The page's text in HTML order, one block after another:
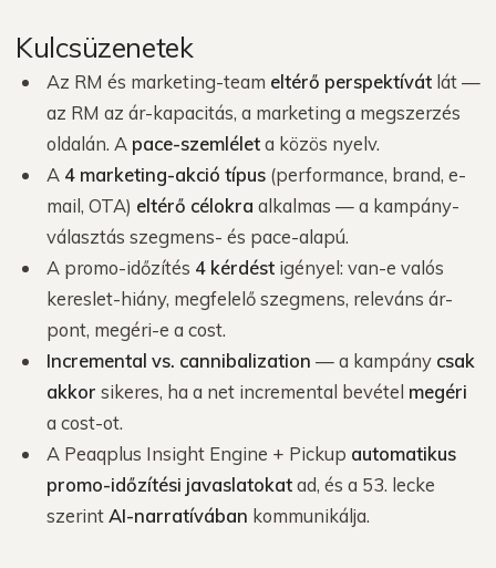
Kulcsüzenetek
Az RM és marketing-team eltérő perspektívát lát —
az RM az ár-kapacitás, a marketing a megszerzés
oldalán. A pace-szemléleta közös nyelv.
A 4 marketing-akció típus (performance, brand, e-
mail, OTA) eltérő célokra alkalmas — a kampány-
választás szegmens- és pace-alapú.
A promo-időzítés 4 kérdést igényel: van-e valós
kereslet-hiány, megfelelő szegmens, releváns ár-
pont, megéri-e a cost.
Incremental vs. cannibalization — a kampány csak
akkor sikeres, ha a net incremental bevétel megéri
a cost-ot.
A Peaqplus Insight Engine + Pickup automatikus
promo-időzítési javaslatokatad, és a 53. lecke
szerintAI-narratívában kommunikálja.